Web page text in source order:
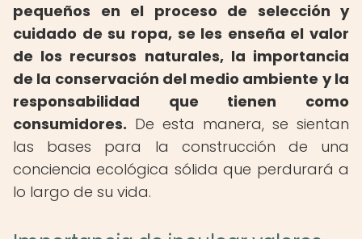
pequeños en el proceso de selección y
cuidado de su ropa, se les enseña el valor
de los recursos naturales, la importancia
de la conservación del medio ambiente y la
responsabilidad que tienen como
consumidores. De esta manera, se sientan
las bases para la construcción de una
conciencia ecológica sólida que perdurará a
lo largo de su vida.